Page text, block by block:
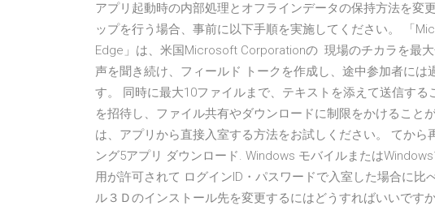
アプリ起動時の内部処理とオフラインデータの保持方法を変
ップを行う場合、事前に以下手順を実施してください。 「
Edge」は、米国Microsoft Corporationの 現場のチカラを最
声を聞き続け、フィールド トークを作成し、途中参加者には
す。 同時に最大10ファイルまで、テキストを添えて送信す
を招待し、ファイル共有やダウンロードに制限をかけること
は、アプリから直接入室する方法をお試しください。 てから
ング5アプリ ダウンロード. Windows モバイルまたは
用が許可されて ログインID・パスワードで入室した場合に
ル３Ｄのインストール先を変更するにはどうすればいいです